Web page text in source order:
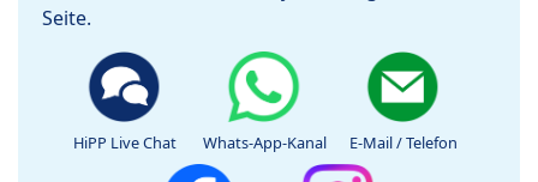
Seite.
HiPP Live Chat Whats-App-Kanal E-Mail / Telefon